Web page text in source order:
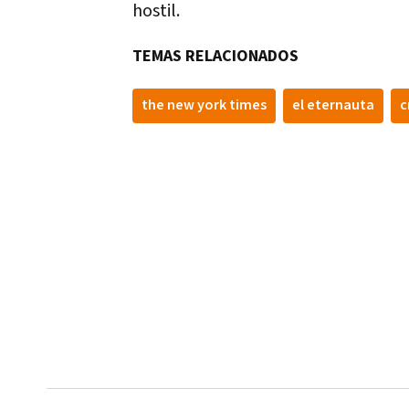
hostil.
TEMAS RELACIONADOS
the new york times el eternauta